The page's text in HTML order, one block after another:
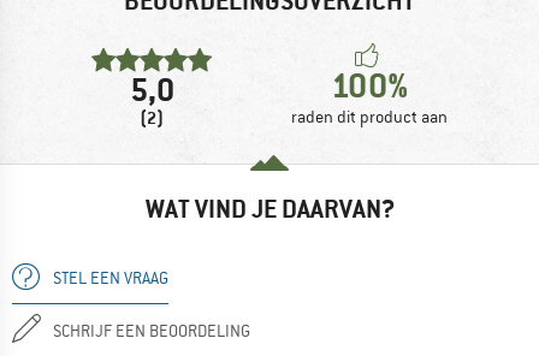
5,0
(2)
100%
raden dit product aan
WAT VIND JE DAARVAN?
STEL EEN VRAAG
SCHRIJF EEN BEOORDELING